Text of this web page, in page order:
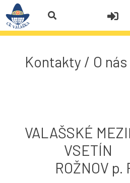
Kontakty / O nás
VALAŠSKÉ
ROŽNOV p.